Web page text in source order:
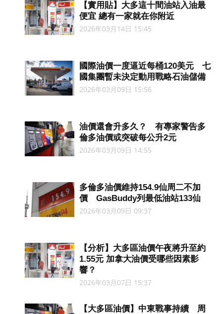
【實用貼】大多這十間油站入油最
便宜 總有一家就在你附近
2026年03月14日 15:45
國際油價一度逼近每桶120美元 七
國集團暫未決定動用戰略石油儲備
2026年03月09日 15:56
油價還會升多久？ 有專家警告多
倫多油價或突破每公升2元
2026年03月09日 14:55
多倫多油價維持154.9仙周二不加
價 GasBuddy列最低油站133仙
2026年03月09日 09:37
【分析】大多區油價午夜將升至約
1.55元 加拿大油價受哪些因素影
響？
2026年03月07日 15:37
【大多區油價】中東戰事持續 周